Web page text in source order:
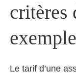
critères
Le tarif d’une